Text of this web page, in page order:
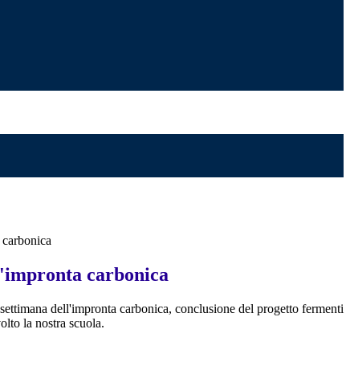
carbonica
dell'impronta carbonica, conclusione del progetto fermenti
la nostra scuola.